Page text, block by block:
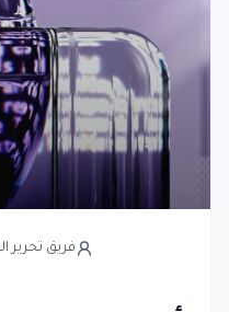
فريق تحرير